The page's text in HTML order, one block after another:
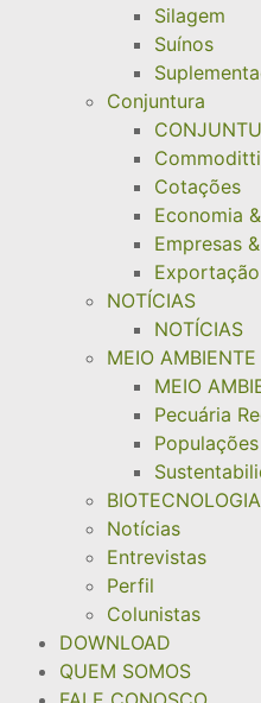
Silagem
Suínos
Conjuntura
Cotações
Economia
Empresas
NOTÍCIAS
NOTÍCIAS
MEIO AMBIENTE
MEIO
Pecuária
BIOTECNOLOGIA
Notícias
Entrevistas
Perfil
Colunistas
DOWNLOAD
QUEM SOMOS